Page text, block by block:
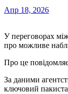
Апр 18, 2026
У переговорах
про можливе
Про це
За даними
ключовий